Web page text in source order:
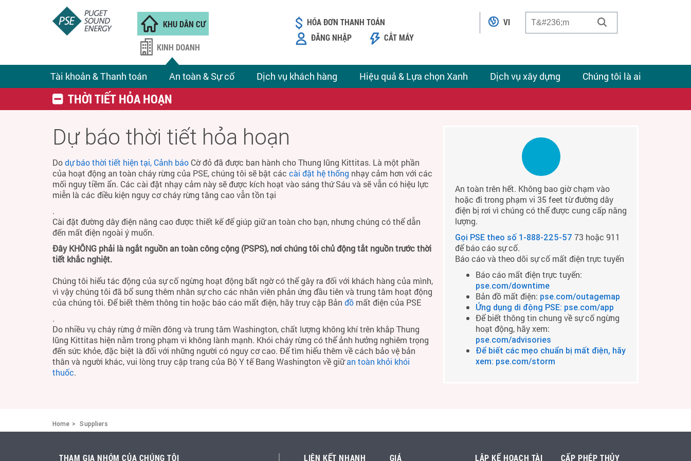
KHU DÂN CƯ
Tài khoản & Thanh toán An toàn & Sự cố Dịch vụ khách hàng Hiệu quả & Lựa chọn Xanh Dịch vụ xây dựng Chúng tôi là ai
KINH DOANH
HÓA ĐƠN THANH TOÁN
ĐĂNG NHẬP
CẮT MÁY
VI
THỜI TIẾT HỎA HOẠN
Dự báo thời tiết hỏa hoạn
Dodự báo thời tiết hiện tại, Cảnh báo Cờ đỏ đã được ban hành cho Thung lũng Kittitas. Là một phần
của hoạt động an toàn cháy rừng của PSE, chúng tôi sẽ bật các cài đặt hệ thống nhạy cảm hơn với các
mối nguy tiềm ẩn. Các cài đặt nhạy cảm này sẽ được kích hoạt vào sáng thứ Sáu và sẽ vẫn có hiệu lực
miễn là các điều kiện nguy cơ cháy rừng tăng cao vẫn tồn tại
.
Cài đặt đường dây điện nâng cao được thiết kế để giúp giữ an toàn cho bạn, nhưng chúng có thể dẫn
đến mất điện ngoài ý muốn.
Đây KHÔNG phải là ngắt nguồn an toàn công cộng (PSPS), nơi chúng tôi chủ động tắt nguồn trước thời
tiết khắc nghiệt.
Chúng tôi hiểu tác động của sự cố ngừng hoạt động bất ngờ có thể gây ra đối với khách hàng của mình,
vì vậy chúng tôi đã bổ sung thêm nhân sự cho các nhân viên phản ứng đầu tiên và trung tâm hoạt động
của chúng tôi. Để biết thêm thông tin hoặc báo cáo mất điện, hãy truy cập Bản đồ mất điện của PSE
.
Do nhiều vụ cháy rừng ở miền đông và trung tâm Washington, chất lượng không khí trên khắp Thung
lũng Kittitas hiện nằm trong phạm vi không lành mạnh. Khói cháy rừng có thể ảnh hưởng nghiêm trọng
đến sức khỏe, đặc biệt là đối với những người có nguy cơ cao. Để tìm hiểu thêm về cách bảo vệ bản
thân và người khác, vui lòng truy cập trang của Bộ Y tế Bang Washington về giữan toàn khỏi khói
thuốc.
An toàn trên hết. Không bao giờ chạm vào
hoặc đi trong phạm vi 35 feet từ đường dây
điện bị rơi vì chúng có thể được cung cấp năng
lượng.
Gọi PSE theo số 1-888-225-57 73 hoặc 911
để báo cáo sự cố.
Báo cáo và theo dõi sự cố mất điện trực tuyến
Báo cáo mất điện trực tuyến:
pse.com/downtime
Bản đồ mất điện: pse.com/outagemap
Ứng dụng di động PSE: pse.com/app
Để biết thông tin chung về sự cố ngừng
hoạt động, hãy xem:
pse.com/advisories
Để biết các mẹo chuẩn bị mất điện, hãy
xem: pse.com/storm
Home Suppliers
THAM GIA NHÓM CỦA CHÚNG TÔI LIÊN KẾT NHANH GIÁ LẬP KẾ HOẠCH TÀI CẤP PHÉP THỦY